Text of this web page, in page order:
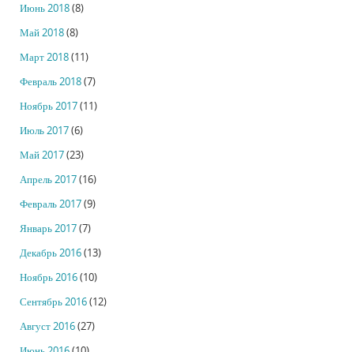
Июнь 2018(8)
Май 2018(8)
Март 2018(11)
Февраль 2018(7)
Ноябрь 2017(11)
Июль 2017(6)
Май 2017(23)
Апрель 2017(16)
Февраль 2017(9)
Январь 2017(7)
Декабрь 2016(13)
Ноябрь 2016(10)
Сентябрь 2016(12)
Август 2016(27)